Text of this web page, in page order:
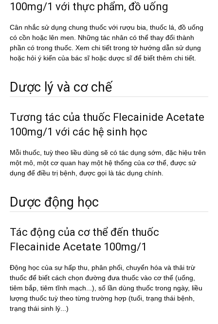
100mg/1 với thực phẩm, đồ uống
Cân nhắc sử dụng chung thuốc với rượu bia, thuốc lá, đồ uống
có cồn hoặc lên men. Những tác nhân có thể thay đổi thành
phần có trong thuốc. Xem chi tiết trong tờ hướng dẫn sử dụng
hoặc hỏi ý kiến của bác sĩ hoặc dược sĩ để biết thêm chi tiết.
Dược lý và cơ chế
Tương tác của thuốc Flecainide Acetate
100mg/1 với các hệ sinh học
Mỗi thuốc, tuỳ theo liều dùng sẽ có tác dụng sớm, đặc hiệu trên
một mô, một cơ quan hay một hệ thống của cơ thể, được sử
dụng để điều trị bệnh, được gọi là tác dụng chính.
Dược động học
Tác động của cơ thể đến thuốc
Flecainide Acetate 100mg/1
Động học của sự hấp thu, phân phối, chuyển hóa và thải trừ
thuốc để biết cách chọn đường đưa thuốc vào cơ thể (uống,
tiêm bắp, tiêm tĩnh mạch...), số lần dùng thuốc trong ngày, liều
lượng thuốc tuỳ theo từng trường hợp (tuổi, trạng thái bệnh,
trạng thái sinh lý...)